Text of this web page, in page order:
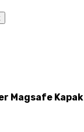
Magsafe Kapak